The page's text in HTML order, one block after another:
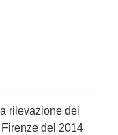
rilevazione dei
del 2014